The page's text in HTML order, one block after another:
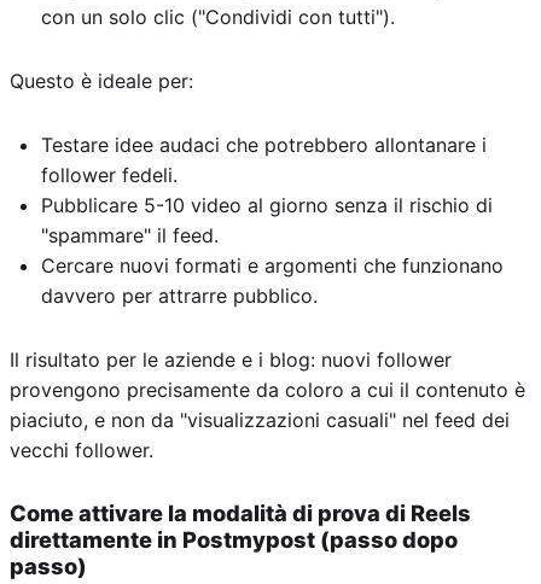
con un solo clic ("Condividi con tutti").
Questo è ideale per:
Testare idee audaci che potrebbero allontanare i
follower fedeli.
Pubblicare 5-10 video al giorno senza il rischio di
"spammare" il feed.
Cercare nuovi formati e argomenti che funzionano
davvero per attrarre pubblico.
Il risultato per le aziende e i blog: nuovi follower
provengono precisamente da coloro a cui il contenuto è
piaciuto, e non da "visualizzazioni casuali" nel feed dei
vecchi follower.
Come attivare la modalità di prova di Reels
direttamente in Postmypost (passo dopo
passo)